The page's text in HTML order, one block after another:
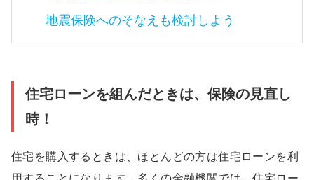
地震保険へのそなえも検討しよう
住宅ローンを組んだときは、保険の見直し
時！
住宅を購入するときは、ほとんどの方は住宅ローンを利